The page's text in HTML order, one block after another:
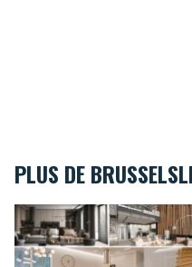
PLUS DE
Le BANAD Festival 2022 :